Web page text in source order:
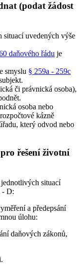
(podat žádost
situací uvedených výše
daňového řádu je
smyslu § 259a - 259c
či právnická osoba),
osoba nebo
kázně
který odvod nebo
řešení životní
situací
- D:
a předepsání
úlohu:
daňových zákonů,